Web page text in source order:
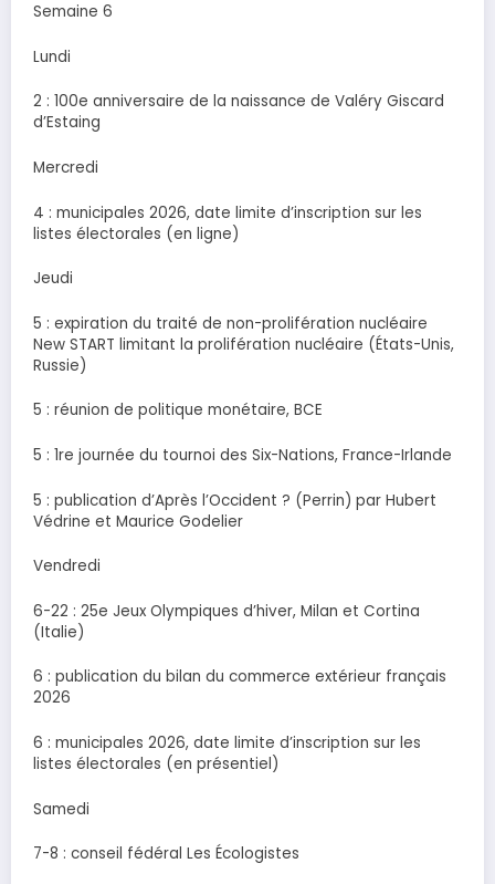
Semaine 6
Lundi
2 : 100e anniversaire de la naissance de Valéry Giscard
d’Estaing
Mercredi
4 : municipales 2026, date limite d’inscription sur les
listes électorales (en ligne)
Jeudi
5 : expiration du traité de non-prolifération nucléaire
New START limitant la prolifération nucléaire (États-Unis,
Russie)
5 : réunion de politique monétaire, BCE
5 : 1re journée du tournoi des Six-Nations, France-Irlande
5 : publication d’Après l’Occident ? (Perrin) par Hubert
Védrine et Maurice Godelier
Vendredi
6-22 : 25e Jeux Olympiques d’hiver, Milan et Cortina
(Italie)
6 : publication du bilan du commerce extérieur français
2026
6 : municipales 2026, date limite d’inscription sur les
listes électorales (en présentiel)
Samedi
7-8 : conseil fédéral Les Écologistes